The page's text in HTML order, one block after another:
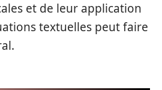
et de leur application
textuelles peut faire